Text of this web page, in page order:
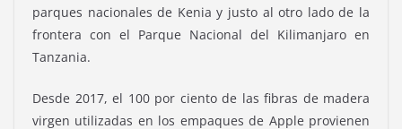
parques nacionales de Kenia y justo al otro lado de la
frontera con el Parque Nacional del Kilimanjaro en
Tanzania.
Desde 2017, el 100 por ciento de las fibras de madera
virgen utilizadas en los empaques de Apple provienen